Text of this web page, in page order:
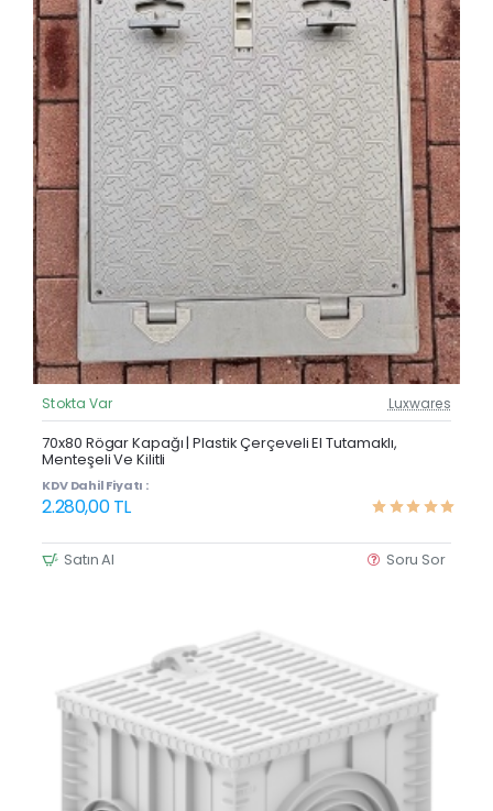
Güncel Fiyat
Stokta Var Luxwares
70x80 Rögar Kapağı | Plastik Çerçeveli El Tutamaklı,
Menteşeli Ve Kilitli
KDV Dahil Fiyatı :
2.280,00 TL
Satın Al Soru Sor